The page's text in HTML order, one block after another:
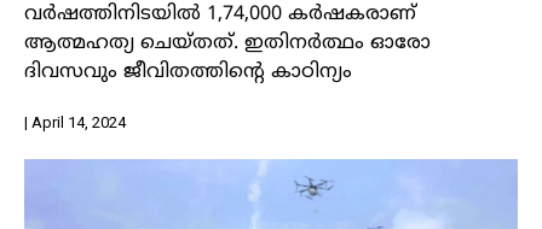
വർഷത്തിനിടയിൽ 1,74,000 കർഷകരാണ്
ആത്മഹത്യ ചെയ്തത്. ഇതിനർത്ഥം ഓരോ
ദിവസവും ജീവിതത്തിന്റെ കാഠിന്യം
| April 14, 2024